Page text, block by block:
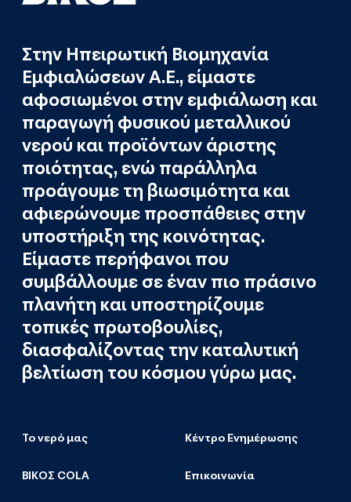
Στην Ηπειρωτική Βιομηχανία
Εμφιαλώσεων Α.Ε., είμαστε
αφοσιωμένοι στην εμφιάλωση και
παραγωγή φυσικού μεταλλικού
νερού και προϊόντων άριστης
ποιότητας, ενώ παράλληλα
προάγουμε τη βιωσιμότητα και
αφιερώνουμε προσπάθειες στην
υποστήριξη της κοινότητας.
Είμαστε περήφανοι που
συμβάλλουμε σε έναν πιο πράσινο
πλανήτη και υποστηρίζουμε
τοπικές πρωτοβουλίες,
διασφαλίζοντας την καταλυτική
βελτίωση του κόσμου γύρω μας.
Το νερό μας
ΒΙΚΟΣ COLA
Κέντρο Ενημέρωσης
Επικοινωνία